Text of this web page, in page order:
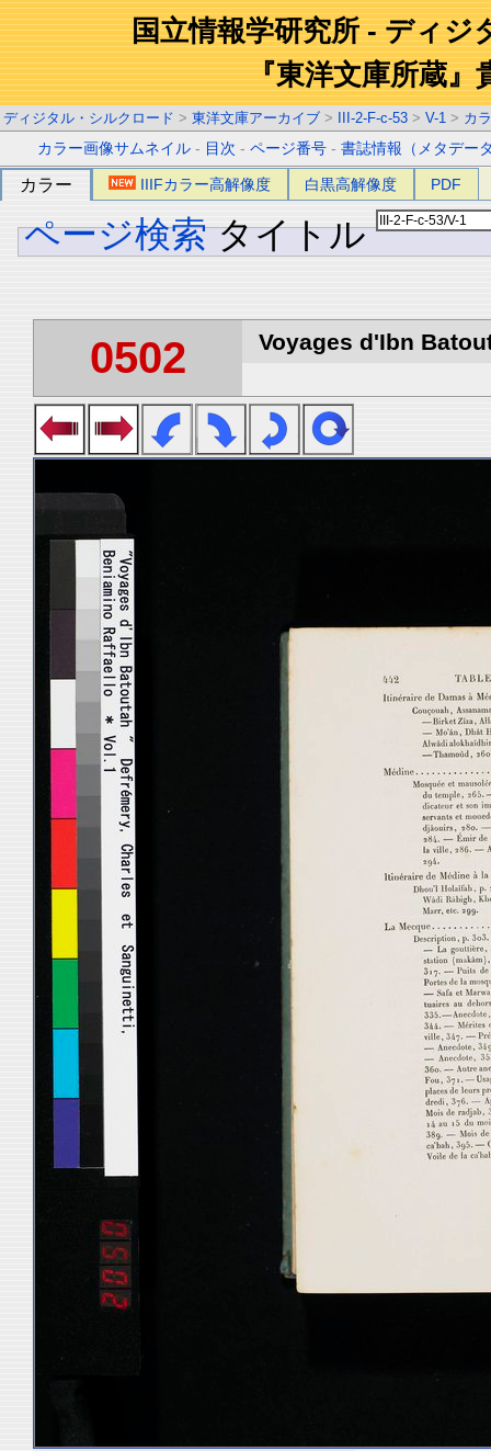
国立情報学研究所 - ディジ
『東洋文庫所蔵』
ディジタル・シルクロード > 東洋文庫アーカイブ > III-2-F-c-53 > V-1 > カ
カラー画像サムネイル - 目次 -ページ番号 -書誌情報（メタデー
カラー IIIFカラー高解像度 白黒高解像度 PDF
ページ検索 タイトル
0502 Voyages d'Ibn